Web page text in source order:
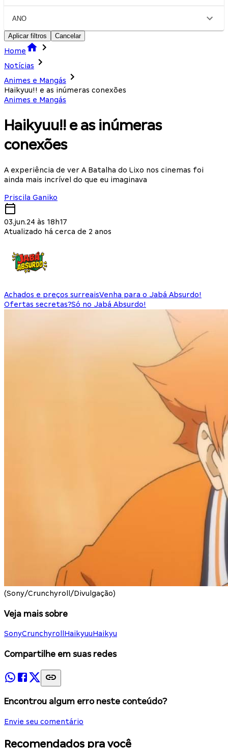
ANO
Aplicar filtros Cancelar
Home
Notícias
Animes e Mangás
Haikyuu!! e as inúmeras conexões
Animes e Mangás
Haikyuu!! e as inúmeras
conexões
A experiência de ver A Batalha do Lixo nos cinemas foi
ainda mais incrível do que eu imaginava
Priscila Ganiko
03.jun.24 às 18h17
Atualizado há cerca de 2 anos
Achados e preços surreaisVenha para o Jabá Absurdo!
Ofertas secretas?Só no Jabá Absurdo!
(Sony/Crunchyroll/Divulgação)
Veja mais sobre
SonyCrunchyroll HaikyuuHaikyu
Compartilhe em suas redes
Encontrou algum erro neste conteúdo?
Envie seu comentário
Recomendados pra você